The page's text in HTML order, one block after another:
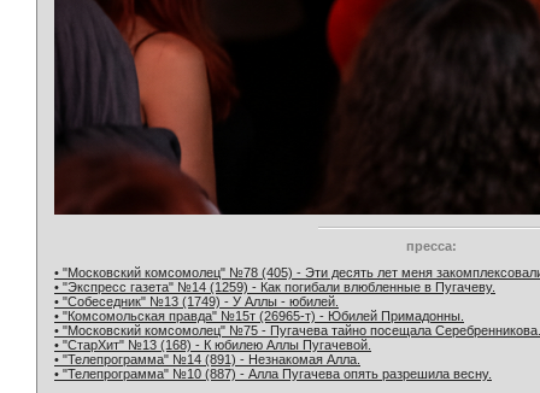
пресса:
• "Московский комсомолец" №78 (405) - Эти десять лет меня
• "Экспресс газета" №14 (1259) - Как погибали влюбленные в Пугачеву.
• "Собеседник" №13 (1749) - У Аллы - юбилей.
• "Комсомольская правда" №15т (26965-т) - Юбилей Примадонны.
• "Московский комсомолец" №75 - Пугачева тайно посещала Серебренникова.
• "СтарХит" №13 (168) - К юбилею Аллы Пугачевой.
• "Телепрограмма" №14 (891) - Незнакомая Алла.
• "Телепрограмма" №10 (887) - Алла Пугачева опять разрешила весну.